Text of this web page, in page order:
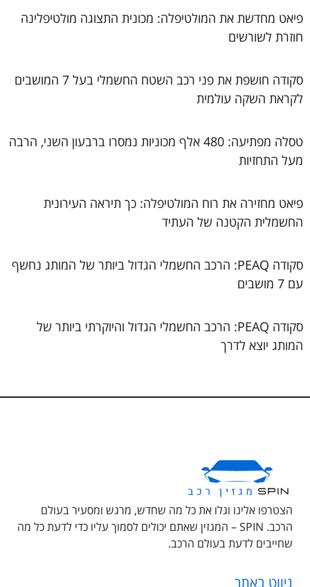
פיאט מחדשת את המולטיפלה: מכונית התצוגה מולטיפלינה
חוזרת לשורשים
סקודה חושפת את פני רכב השטח החשמלי בעל 7 המושבים
לקראת השקה עולמית
טסלה מפתיעה: 480 אלף מכוניות נמסרו ברבעון השני, הרבה
מעל התחזיות
פיאט מחזירה את רוח המולטיפלה: כך תיראה העירונית
החשמלית הקטנה של העתיד
סקודה PEAQ: הרכב החשמלי הגדול ביותר של המותג נחשף
עם 7 מושבים
סקודה PEAQ: הרכב החשמלי הגדול והיוקרתי ביותר של
המותג יוצא לדרך
הצטרפו אלינו וגלו את כל מה שחדש, מרגש ומסעיר בעולם
הרכב. SPIN – המגזין שאתם יכולים לסמוך עליו כדי לדעת כל מה
שחייבים לדעת בעולם הרכב.
ניווט באתר